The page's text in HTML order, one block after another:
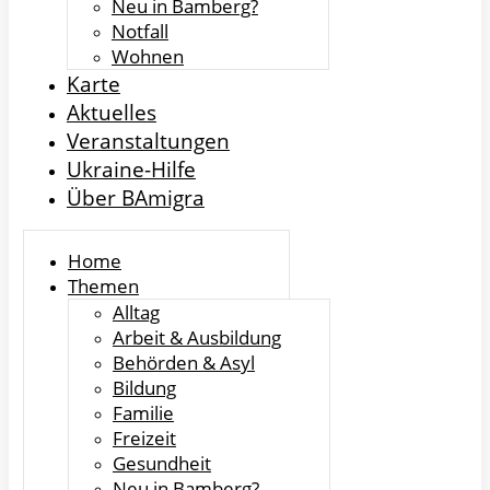
Neu in Bamberg?
Notfall
Wohnen
Karte
Aktuelles
Veranstaltungen
Ukraine-Hilfe
Über BAmigra
Home
Themen
Alltag
Arbeit & Ausbildung
Behörden & Asyl
Bildung
Familie
Freizeit
Gesundheit